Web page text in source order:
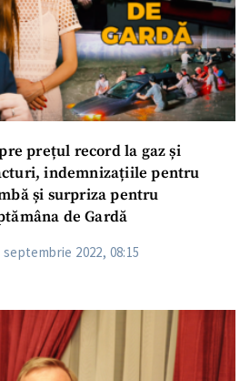
SUSȚINE
prețul record la gaz și
indemnizațiile pentru
și surpriza pentru
de Gardă
septembrie 2022, 08:15